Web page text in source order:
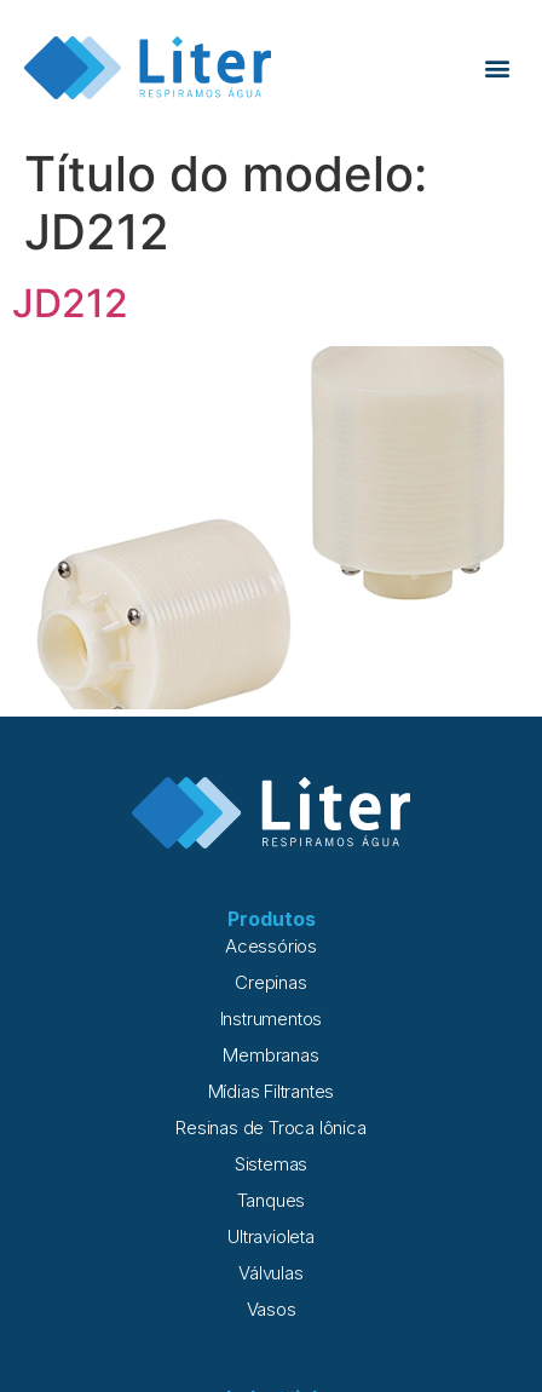
Título do modelo:
JD212
JD212
Produtos
Acessórios
Crepinas
Instrumentos
Membranas
Mídias Filtrantes
Resinas de Troca Iônica
Sistemas
Tanques
Ultravioleta
Válvulas
Vasos